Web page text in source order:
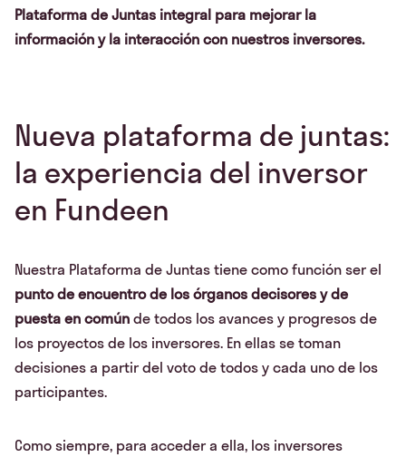
Plataforma de Juntas integral para mejorar la
información y la interacción con nuestros inversores.
Nueva plataforma de juntas:
la experiencia del inversor
en Fundeen
Nuestra Plataforma de Juntas tiene como función ser el
punto de encuentro de los órganos decisores y de
puesta en común de todos los avances y progresos de
los proyectos de los inversores. En ellas se toman
decisiones a partir del voto de todos y cada uno de los
participantes.
Como siempre, para acceder a ella, los inversores